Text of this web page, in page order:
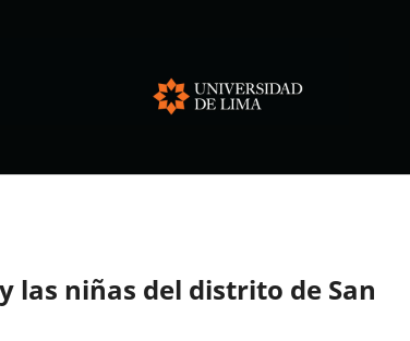
las niñas del distrito de San